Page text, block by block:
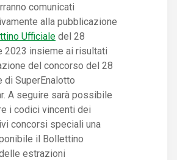
comunicati
alla pubblicazione
Ufficiale del 28
2023 insieme ai risultati
del concorso del 28
di SuperEnalotto
A seguire sarà possibile
i codici vincenti dei
concorsi speciali una
il Bollettino
estrazioni